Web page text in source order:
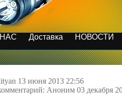
Доставка НОВОСТИ
13 июня 2013 22:56
Аноним 03 декабря